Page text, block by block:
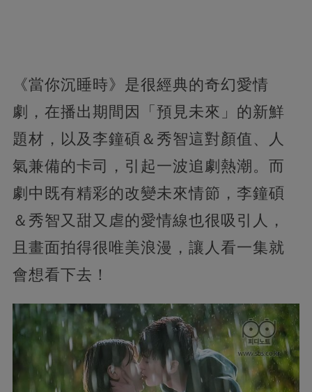
《當你沉睡時》是很經典的奇幻愛情
劇，在播出期間因「預見未來」的新鮮
題材，以及李鐘碩＆秀智這對顏值、人
氣兼備的卡司，引起一波追劇熱潮。而
劇中既有精彩的改變未來情節，李鐘碩
＆秀智又甜又虐的愛情線也很吸引人，
且畫面拍得很唯美浪漫，讓人看一集就
會想看下去！